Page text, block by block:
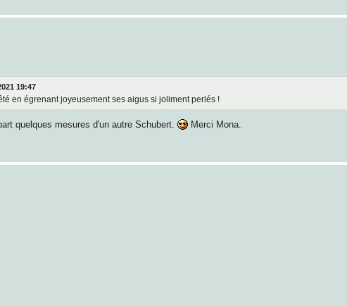
19:47
en égrenant joyeusement ses aigus si joliment perlés !
quelques mesures d'un autre Schubert. Merci Mona.